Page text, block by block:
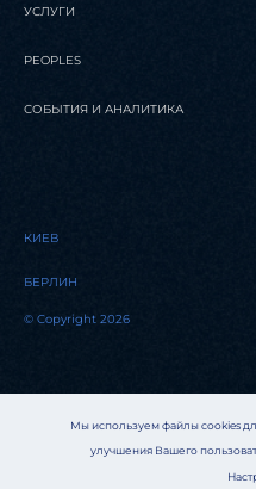
Мы используем файлы cookies
улучшения Вашего
УСЛУГИ
PEOPLES
СОБЫТИЯ И АНАЛИТИКА
КИЕВ
БЕРЛИН
© Copyright 2026